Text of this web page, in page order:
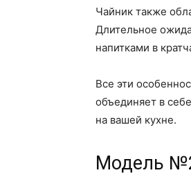
Чайник также
Длительное
напитками в
Все эти
объединяет в
на вашей кухне.
Модель